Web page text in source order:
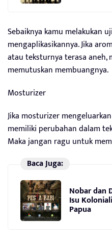
Sebaiknya kamu melakukan
mengaplikasikannya. Jika
atau teksturnya terasa aneh,
memutuskan membuangnya.
Mosturizer
Jika mosturizer
memiliki perubahan dalam
Maka jangan ragu untuk
Baca Juga:
Nobar dan
Isu
Papua